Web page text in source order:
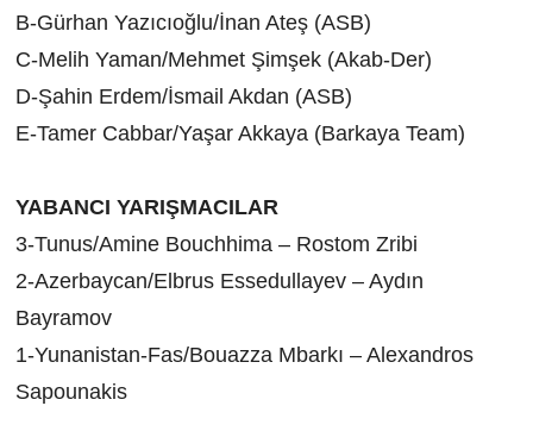
B-Gürhan Yazıcıoğlu/İnan Ateş (ASB)
C-Melih Yaman/Mehmet Şimşek (Akab-Der)
D-Şahin Erdem/İsmail Akdan (ASB)
E-Tamer Cabbar/Yaşar Akkaya (Barkaya Team)
YABANCI YARIŞMACILAR
3-Tunus/Amine Bouchhima – Rostom Zribi
2-Azerbaycan/Elbrus Essedullayev – Aydın
Bayramov
1-Yunanistan-Fas/Bouazza Mbarkı – Alexandros
Sapounakis